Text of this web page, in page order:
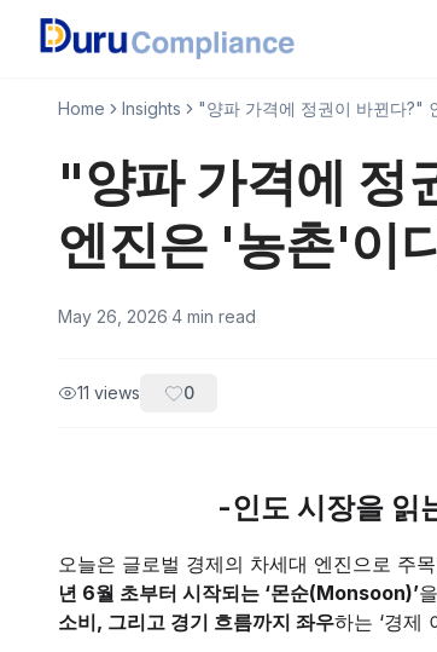
Home Insights "양파 가격에 정권이 바뀐다?"
"양파 가격에 정
엔진은 '농촌'이
May 26, 2026·4 min read
11 views 0
-인도 시장을 읽
오늘은 글로벌 경제의 차세대 엔진으로 주
년 6월 초부터 시작되는 ‘몬순(Monsoon)’
소비, 그리고 경기 흐름까지 좌우하는 ‘경제